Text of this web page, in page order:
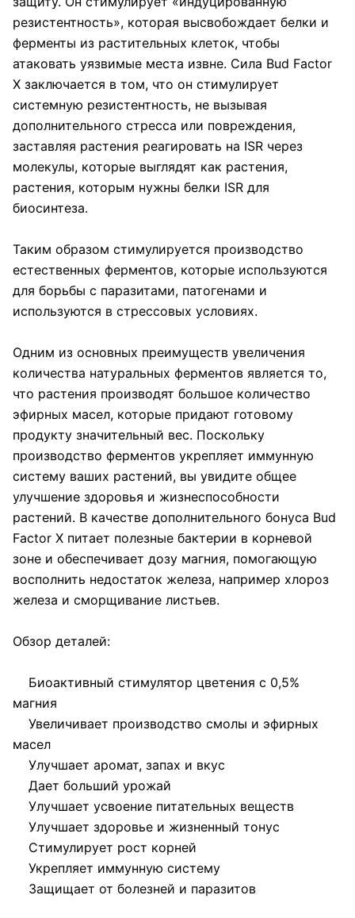
резистентность», которая высвобождает белки и
ферменты из растительных клеток, чтобы
атаковать уязвимые места извне. Сила Bud Factor
X заключается в том, что он стимулирует
системную резистентность, не вызывая
дополнительного стресса или повреждения,
заставляя растения реагировать на ISR через
молекулы, которые выглядят как растения,
растения, которым нужны белки ISR для
биосинтеза.
Таким образом стимулируется производство
естественных ферментов, которые используются
для борьбы с паразитами, патогенами и
используются в стрессовых условиях.
Одним из основных преимуществ увеличения
количества натуральных ферментов является то,
что растения производят большое количество
эфирных масел, которые придают готовому
продукту значительный вес. Поскольку
производство ферментов укрепляет иммунную
систему ваших растений, вы увидите общее
улучшение здоровья и жизнеспособности
растений. В качестве дополнительного бонуса Bud
Factor X питает полезные бактерии в корневой
зоне и обеспечивает дозу магния, помогающую
восполнить недостаток железа, например хлороз
железа и сморщивание листьев.
Обзор деталей:
Биоактивный стимулятор цветения с 0,5%
магния
Увеличивает производство смолы и эфирных
масел
Улучшает аромат, запах и вкус
Дает больший урожай
Улучшает усвоение питательных веществ
Улучшает здоровье и жизненный тонус
Стимулирует рост корней
Укрепляет иммунную систему
Защищает от болезней и паразитов